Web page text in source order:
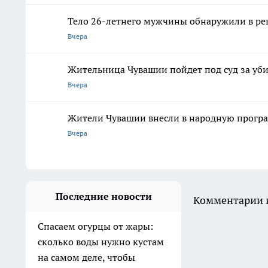
Тело 26-летнего мужчины обнаружили в
Вчера
Жительница Чувашии пойдет под суд за
Вчера
Жители Чувашии внесли в народную
Вчера
Последние новости
Спасаем огурцы от жары:
сколько воды нужно кустам
на самом деле, чтобы
Комментарии